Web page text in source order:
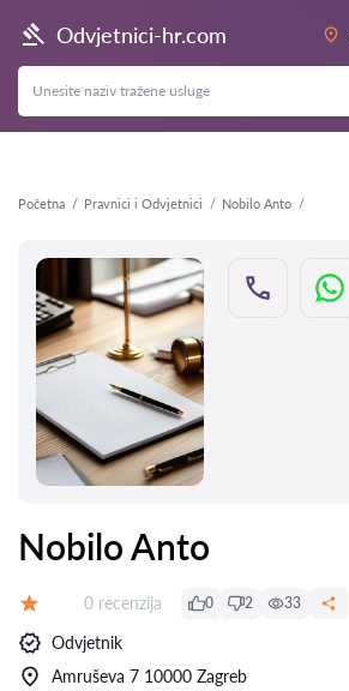
Odvjetnici-hr.com
Početna Pravnici i Odvjetnici Nobilo Anto
Natrag
Nobilo Anto
Recenzija:
0 recenzija 0 2 33
Odvjetnik
Amruševa 7 10000 Zagreb